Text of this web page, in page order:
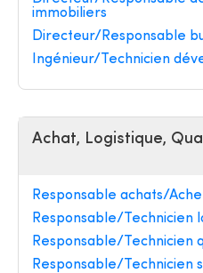
immobiliers
Directeur/Responsable
Ingénieur/Technicien
Achat, Logistique,
Responsable achats/
Responsable/Technicien
Responsable/Technicien
Responsable/Technicien